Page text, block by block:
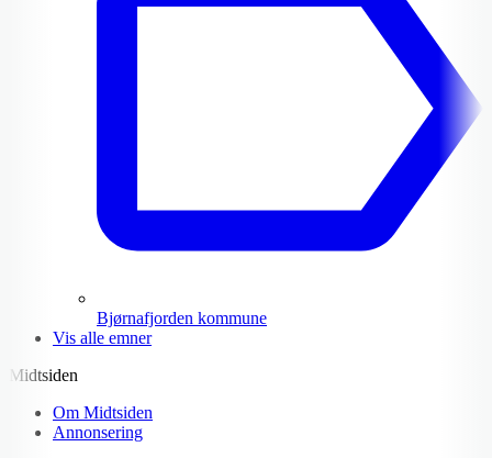
Bjørnafjorden kommune
Vis alle emner
Midtsiden
Om Midtsiden
Annonsering